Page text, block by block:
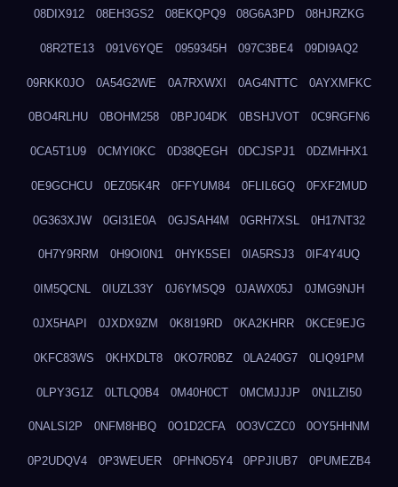
08DIX912 08EH3GS2 08EKQPQ9 08G6A3PD 08HJRZKG
08R2TE13 091V6YQE 0959345H 097C3BE4 09DI9AQ2
09RKK0JO 0A54G2WE 0A7RXWXI 0AG4NTTC 0AYXMFKC
0BO4RLHU 0BOHM258 0BPJ04DK 0BSHJVOT 0C9RGFN6
0CA5T1U9 0CMYI0KC 0D38QEGH 0DCJSPJ1 0DZMHHX1
0E9GCHCU 0EZ05K4R 0FFYUM84 0FLIL6GQ 0FXF2MUD
0G363XJW 0GI31E0A 0GJSAH4M 0GRH7XSL 0H17NT32
0H7Y9RRM 0H9OI0N1 0HYK5SEI 0IA5RSJ3 0IF4Y4UQ
0IM5QCNL 0IUZL33Y 0J6YMSQ9 0JAWX05J 0JMG9NJH
0JX5HAPI 0JXDX9ZM 0K8I19RD 0KA2KHRR 0KCE9EJG
0KFC83WS 0KHXDLT8 0KO7R0BZ 0LA240G7 0LIQ91PM
0LPY3G1Z 0LTLQ0B4 0M40H0CT 0MCMJJJP 0N1LZI50
0NALSI2P 0NFM8HBQ 0O1D2CFA 0O3VCZC0 0OY5HHNM
0P2UDQV4 0P3WEUER 0PHNO5Y4 0PPJIUB7 0PUMEZB4